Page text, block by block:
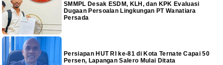
SMMPL Desak ESDM, KLH, dan KPK Evaluasi
Dugaan Persoalan Lingkungan PT Wanatiara
Persada
Persiapan HUT RI ke-81 di Kota Ternate Capai 50
Persen, Lapangan Salero Mulai Ditata